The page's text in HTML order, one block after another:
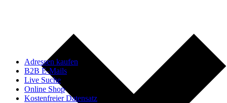
Adressen kaufen
B2B E-Mails
Live Suche
Online Shop
Kostenfreier Datensatz